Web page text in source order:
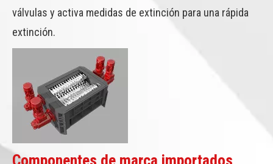
válvulas y activa medidas de extinción para una rápida
extinción.
Componentes de marca importados